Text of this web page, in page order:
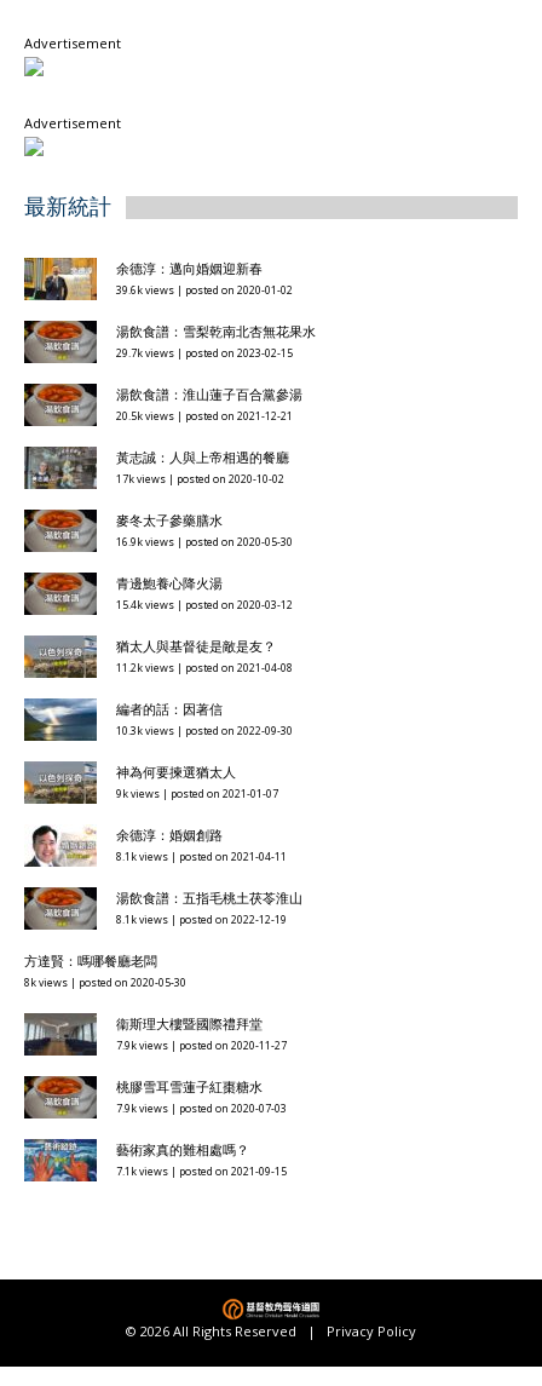
Advertisement
Advertisement
最新統計
余德淳：邁向婚姻迎新春
39.6k views | posted on 2020-01-02
湯飲食譜：雪梨乾南北杏無花果水
29.7k views | posted on 2023-02-15
湯飲食譜：淮山蓮子百合黨參湯
20.5k views | posted on 2021-12-21
黃志誠：人與上帝相遇的餐廳
17k views | posted on 2020-10-02
麥冬太子參藥膳水
16.9k views | posted on 2020-05-30
青邊鮑養心降火湯
15.4k views | posted on 2020-03-12
猶太人與基督徒是敵是友？
11.2k views | posted on 2021-04-08
編者的話：因著信
10.3k views | posted on 2022-09-30
神為何要揀選猶太人
9k views | posted on 2021-01-07
余德淳：婚姻創路
8.1k views | posted on 2021-04-11
湯飲食譜：五指毛桃土茯苓淮山
8.1k views | posted on 2022-12-19
方達賢：嗎哪餐廳老闆
8k views | posted on 2020-05-30
衞斯理大樓暨國際禮拜堂
7.9k views | posted on 2020-11-27
桃膠雪耳雪蓮子紅棗糖水
7.9k views | posted on 2020-07-03
藝術家真的難相處嗎？
7.1k views | posted on 2021-09-15
© 2026 All Rights Reserved | Privacy Policy